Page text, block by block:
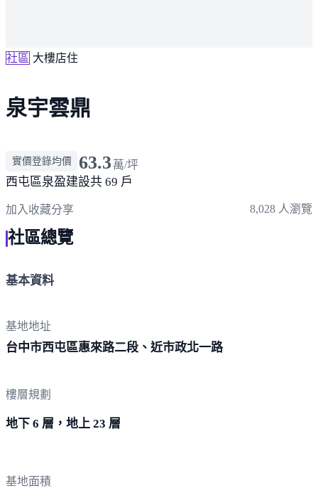
社區 大樓店住
泉宇雲鼎
實價登錄均價 63.3 萬/坪
西屯區泉盈建設共 69 戶
加入收藏分享 8,028 人瀏覽
社區總覽
基本資料
基地地址
台中市西屯區惠來路二段、近市政北一路
樓層規劃
地下 6 層，地上 23 層
基地面積